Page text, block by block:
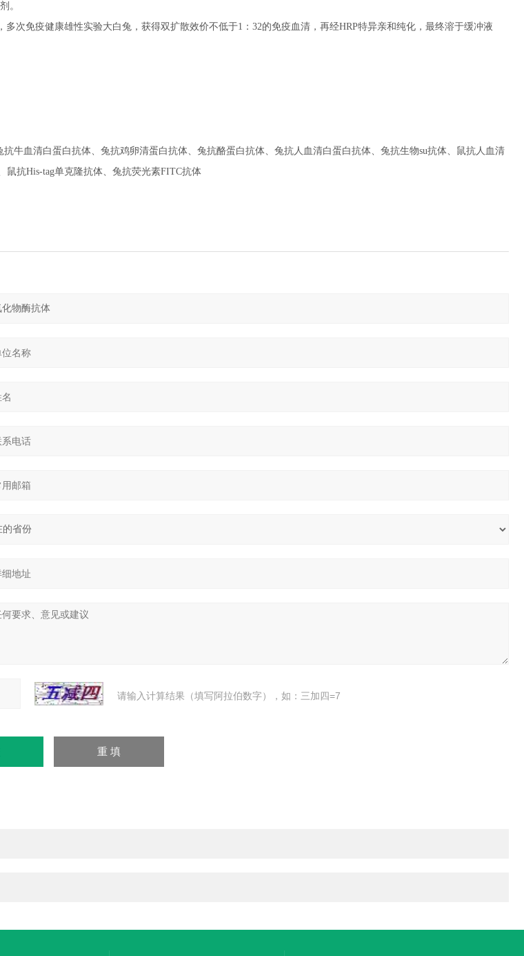
。
多次免疫健康雄性实验大白兔，获得双扩散效价不低于1：32的免疫血清，再经HRP特异亲和纯化，最终溶于缓冲液
牛血清白蛋白抗体、兔抗鸡卵清蛋白抗体、兔抗酪蛋白抗体、兔抗人血清白蛋白抗体、兔抗生物su抗体、鼠抗人血清
抗His-tag单克隆抗体、 兔抗荧光素FITC抗体
请输入计算结果（填写阿拉伯数字），如：三加四=7